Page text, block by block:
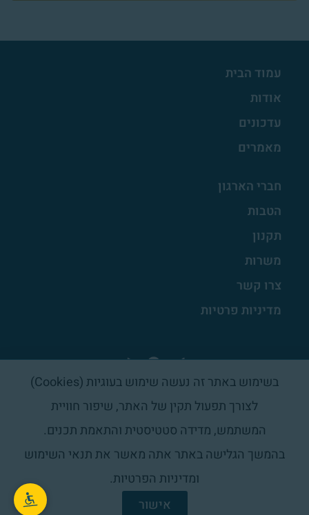
עמוד הבית
אודות
עדכונים
מאמרים
חברי הארגון
הטבות
תקנון
משרות
צרו קשר
מדיניות פרטיות
2026ⓒ כל הזכויות שמורות לארגון לקידום והעשרת
בשימוש באתר זה נעשה שימוש בעוגיות (Cookies)
לצורך תפעול תקין של האתר, שיפור חוויית
המשתמש, מדידה סטטיסטית והתאמת תכנים.
בהמשך הגלישה באתר אתה מאשר את תנאי השימוש
ומדיניות הפרטיות.
אישור